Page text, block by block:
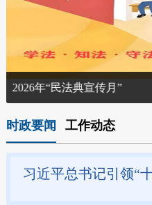
2026年“民法典宣传月”
时政要闻 工作动态